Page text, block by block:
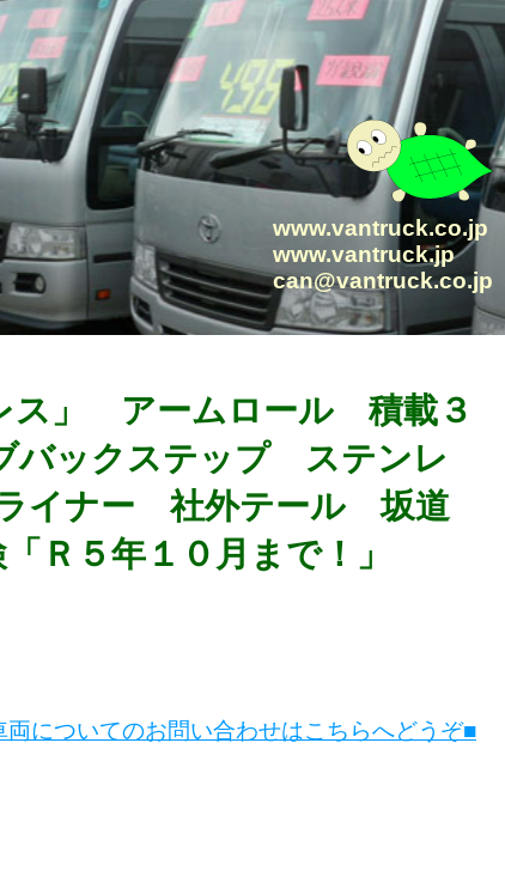
www.vantruck.co.jp
www.vantruck.jp
can@vantruck.co.jp
」 アームロール 積載３
ックステップ ステンレ
イナー 社外テール 坂道
５年１０月まで！」
両についてのお問い合わせはこちらへどうぞ■